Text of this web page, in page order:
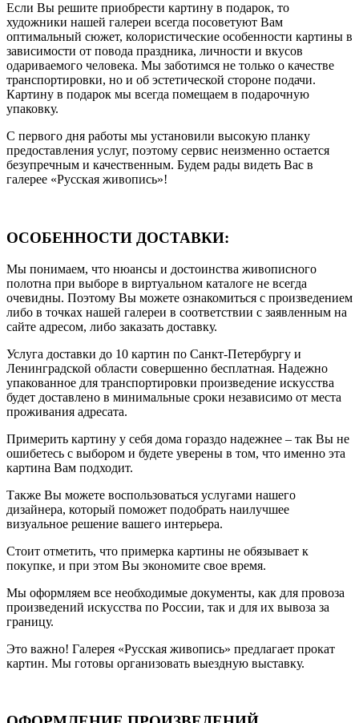
Если Вы решите приобрести картину в подарок, то
художники нашей галереи всегда посоветуют Вам
оптимальный сюжет, колористические особенности картины в
зависимости от повода праздника, личности и вкусов
одариваемого человека. Мы заботимся не только о качестве
транспортировки, но и об эстетической стороне подачи.
Картину в подарок мы всегда помещаем в подарочную
упаковку.
С первого дня работы мы установили высокую планку
предоставления услуг, поэтому сервис неизменно остается
безупречным и качественным. Будем рады видеть Вас в
галерее «Русская живопись»!
ОСОБЕННОСТИ ДОСТАВКИ:
Мы понимаем, что нюансы и достоинства живописного
полотна при выборе в виртуальном каталоге не всегда
очевидны. Поэтому Вы можете ознакомиться с произведением
либо в точках нашей галереи в соответствии с заявленным на
сайте адресом, либо заказать доставку.
Услуга доставки до 10 картин по Санкт-Петербургу и
Ленинградской области совершенно бесплатная. Надежно
упакованное для транспортировки произведение искусства
будет доставлено в минимальные сроки независимо от места
проживания адресата.
Примерить картину у себя дома гораздо надежнее – так Вы не
ошибетесь с выбором и будете уверены в том, что именно эта
картина Вам подходит.
Также Вы можете воспользоваться услугами нашего
дизайнера, который поможет подобрать наилучшее
визуальное решение вашего интерьера.
Стоит отметить, что примерка картины не обязывает к
покупке, и при этом Вы экономите свое время.
Мы оформляем все необходимые документы, как для провоза
произведений искусства по России, так и для их вывоза за
границу.
Это важно! Галерея «Русская живопись» предлагает прокат
картин. Мы готовы организовать выездную выставку.